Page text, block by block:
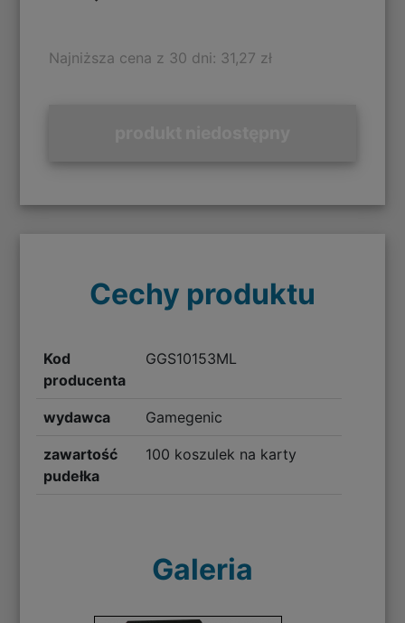
Najniższa cena z 30 dni: 31,27 zł
Cechy produktu
Kod
producenta
GGS10153ML
wydawca Gamegenic
zawartość
pudełka
100 koszulek na karty
Galeria